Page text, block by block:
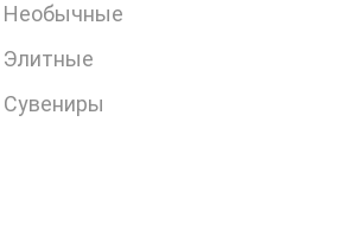
Необычные
Элитные
Сувениры